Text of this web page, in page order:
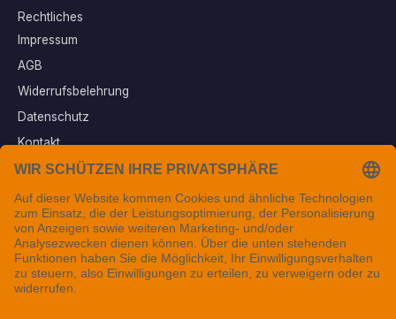
Rechtliches
Impressum
AGB
Widerrufsbelehrung
Datenschutz
Kontakt
Vertrag widerrufen
Sichere Zahlungsarten